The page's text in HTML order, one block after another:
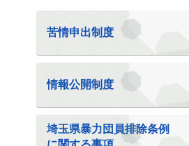
苦情申出制度
情報公開制度
埼玉県暴力団員排除条例